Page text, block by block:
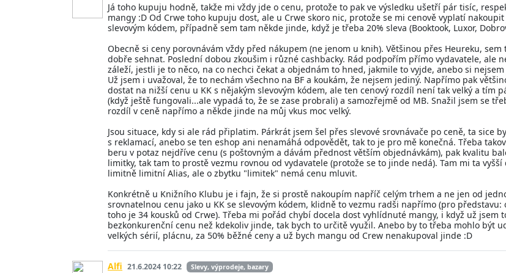
Já toho kupuju hodně, takže mi vždy jde o cenu, protože to pak ve výsledku ušetří pár tisíc,
mangy :D Od Crwe toho kupuju dost, ale u Crwe skoro nic, protože se mi cenově vyplatí
slevovým kódem, případně sem tam někde jinde, když je třeba 20% sleva (Booktook, Luxor,
Obecně si ceny porovnávám vždy před nákupem (ne jenom u knih). Většinou přes Heureku,
dobře sehnat. Poslední dobou zkoušim i různé cashbacky. Rád podpořím přímo vydavatele, ale
záleží, jestli je to něco, na co nechci čekat a objednám to hned, jakmile to vyjde, anebo si
Už jsem i uvažoval, že to nechám všechno na BF a koukám, že nejsem jediný. Napřímo pak
dostat na nižší cenu u KK s nějakým slevovým kódem, ale ten cenový rozdíl není tak velký a tím
(když ještě fungovali...ale vypadá to, že se zase probrali) a samozřejmě od MB. Snažil jsem se
rozdíl v ceně napřímo a někde jinde na můj vkus moc velký.
Jsou situace, kdy si ale rád připlatim. Párkrát jsem šel přes slevové srovnávače po ceně, ta sice
s reklamací, anebo se ten eshop ani nenamáhá odpovědět, tak to je pro mě konečná. Třeba
beru v potaz nejdříve cenu (s poštovným a dávám přednost větším objednávkám), pak kvalitu
limitky, tak tam to prostě vezmu rovnou od vydavatele (protože se to jinde nedá). Tam mi ta
limitně limitní Alias, ale o zbytku "limitek" nemá cenu mluvit.
Konkrétně u Knižního Klubu je i fajn, že si prostě nakoupím napříč celým trhem a ne jen od
srovnatelnou cenu jako u KK se slevovým kódem, klidně to vezmu radši napřímo (pro
toho je 34 kousků od Crwe). Třeba mi pořád chybí docela dost vyhlídnuté mangy, i když už
bezkonkurenční cenu než kdekoliv jinde, tak bych to určitě využil. Anebo by to třeba mohlo být
velkých sérií, plácnu, za 50% běžné ceny a už bych mangu od Crew nenakupoval jinde :D
Alfi 21.6.2024 10:22 Slevy, výprodeje, bazary